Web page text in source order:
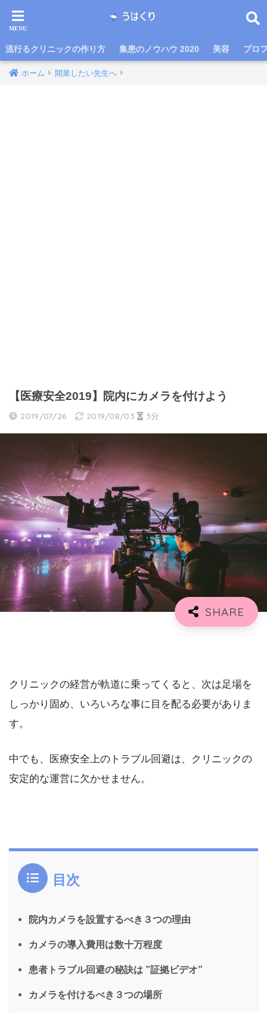
流行るクリニックの作り方 集患のノウハウ 2020 美容 プロ
ホーム 開業したい先生へ
【医療安全2019】院内にカメラを付けよう
2019/07/26 2019/08/03 3分
クリニックの経営が軌道に乗ってくると、次は足場を
しっかり固め、いろいろな事に目を配る必要がありま
す。
中でも、医療安全上のトラブル回避は、クリニックの
安定的な運営に欠かせません。
目次
院内カメラを設置するべき３つの理由
カメラの導入費用は数十万程度
患者トラブル回避の秘訣は ”証拠ビデオ”
カメラを付けるべき３つの場所